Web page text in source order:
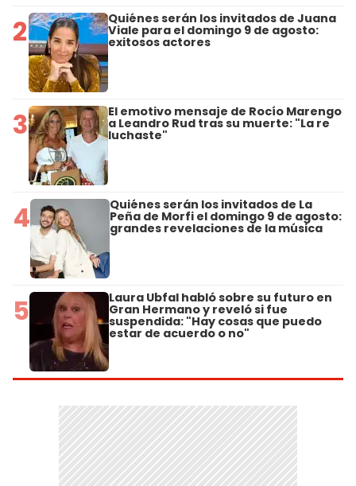
2 Quiénes serán los invitados de Juana
Viale para el domingo 9 de agosto:
exitosos actores
3 El emotivo mensaje de Rocío Marengo
a Leandro Rud tras su muerte: "La re
luchaste"
4 Quiénes serán los invitados de La
Peña de Morfi el domingo 9 de agosto:
grandes revelaciones de la música
5 Laura Ubfal habló sobre su futuro en
Gran Hermano y reveló si fue
suspendida: "Hay cosas que puedo
estar de acuerdo o no"